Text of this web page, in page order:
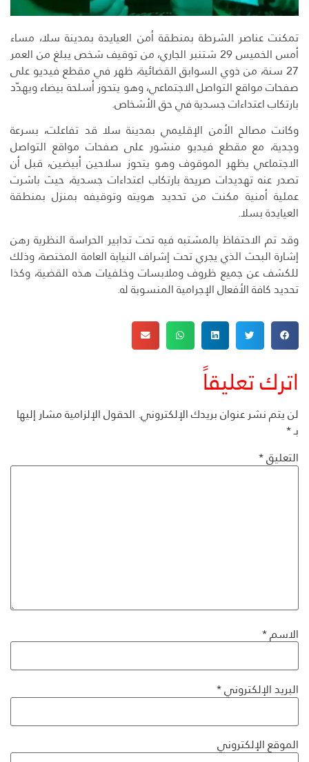
تمكنت عناصر الشرطة بمنطقة أمن العيايدة بمدينة سلا، مساء
أمس الخميس 29 شتنبر الجاري، من توقيف شخص يبلغ من العمر
27 سنة، من ذوي السوابق القضائية، ظهر في مقطع فيديو على
صفحات مواقع التواصل الاجتماعي، وهو يتحوز أسلحة بيضاء ويهدّد
بارتكاب اعتداءات جسدية في حق الأشخاص.
وكانت مصالح الأمن الإقليمي بمدينة سلا قد تفاعلت، بسرعة
وجدية، مع مقطع فيديو منشور على صفحات مواقع التواصل
الاجتماعي يظهر الموقوف وهو يتحوز سلاحين أبيضين، قبل أن
تصدر عنه تهديدات صريحة بارتكاب اعتداءات جسدية، حيث باشرت
عملية أمنية مكنت من تحديد هويته وتوقيفه بمنزل بمنطقة
العيايدة بسلا.
وقد تم الاحتفاظ بالمشتبه فيه تحت تدابير الحراسة النظرية رهن
إشارة البحث الذي يجري تحت إشراف النيابة العامة المختصة، وذلك
للكشف عن جميع ظروف وملابسات وخلفيات هذه القضية، وكذا
تحديد كافة الأفعال الإجرامية المنسوبة له.
اترك تعليقاً
لن يتم نشر عنوان بريدك الإلكتروني.الحقول الإلزامية مشار إليها
بـ*
التعليق*
الاسم*
البريد الإلكتروني*
الموقع الإلكتروني